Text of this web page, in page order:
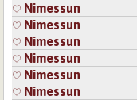
Kiitos aivan
joka jäi hyvinkin
Kirjaudutai
Nimessun
Nimessun
Nimessun
Nimessun
Nimessun
Nimessun